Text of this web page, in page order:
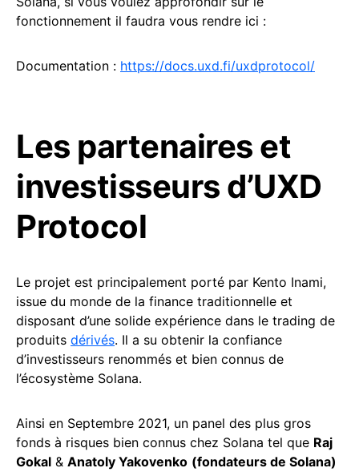
fonctionnement il faudra vous rendre ici :
Documentation : https://docs.uxd.fi/uxdprotocol/
Les partenaires et
investisseurs d’UXD
Protocol
Le projet est principalement porté par Kento Inami,
issue du monde de la finance traditionnelle et
disposant d’une solide expérience dans le trading de
produits dérivés. Il a su obtenir la confiance
d’investisseurs renommés et bien connus de
l’écosystème Solana.
Ainsi en Septembre 2021, un panel des plus gros
fonds à risques bien connus chez Solana tel que Raj
Gokal & Anatoly Yakovenko (fondateurs de Solana)